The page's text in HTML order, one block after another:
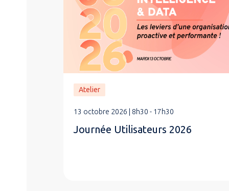
Atelier
13 octobre 2026 | 8h30 - 17h30
Journée Utilisateurs 2026